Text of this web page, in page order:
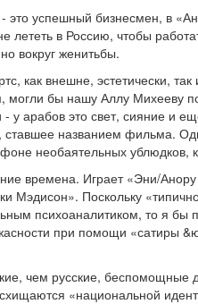
успешный бизнесмен, в
лететь в Россию, чтобы
вокруг женитьбы.
как внешне, эстетически,
могли бы нашу Аллу
арабов это свет, сияние и
названием фильма.
необаятельных ублюдков,
времена. Играет «Эни/
Поскольку
психоаналитиком, то я бы
при помощи
чем русские, беспомощные
«национальной